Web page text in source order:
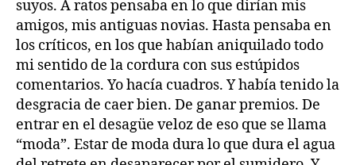
suyos. A ratos pensaba en lo que dirían mis
amigos, mis antiguas novias. Hasta pensaba en
los críticos, en los que habían aniquilado todo
mi sentido de la cordura con sus estúpidos
comentarios. Yo hacía cuadros. Y había tenido la
desgracia de caer bien. De ganar premios. De
entrar en el desagüe veloz de eso que se llama
“moda”. Estar de moda dura lo que dura el agua